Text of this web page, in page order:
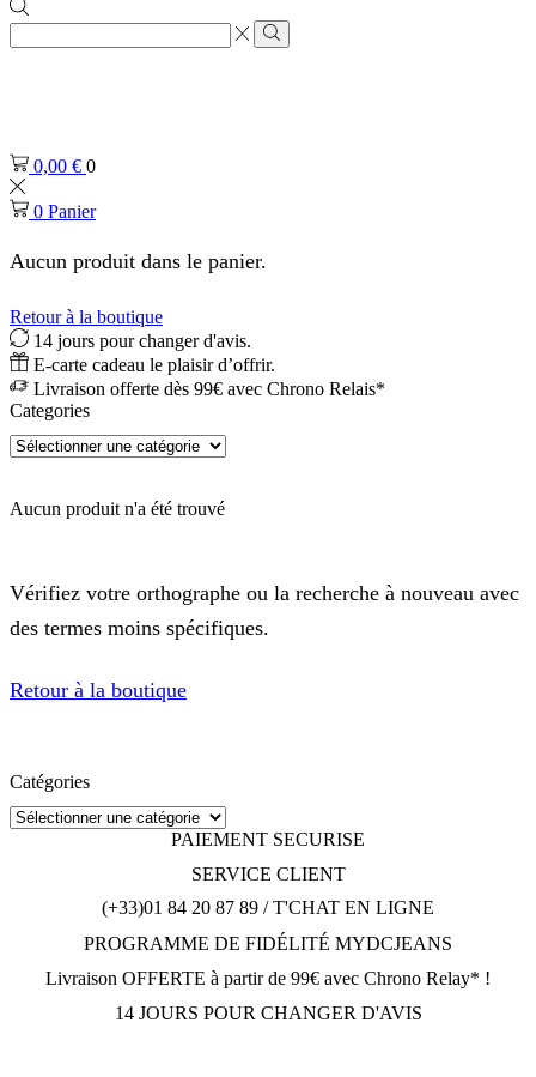
Zone
de
Rechercher
0,00 € 0
0 Panier
Aucun produit dans le panier.
Retour à la boutique
14 jours pour changer d'avis.
E-carte cadeau le plaisir d’offrir.
Livraison offerte dès 99€ avec Chrono Relais*
Categories
Aucun produit n'a été trouvé
Vérifiez votre orthographe ou la recherche à nouveau avec
des termes moins spécifiques.
Retour à la boutique
Catégories
PAIEMENT SECURISE
SERVICE CLIENT
(+33)01 84 20 87 89 / T'CHAT EN LIGNE
PROGRAMME DE FIDÉLITÉ MYDCJEANS
Livraison OFFERTE à partir de 99€ avec Chrono Relay* !
14 JOURS POUR CHANGER D'AVIS